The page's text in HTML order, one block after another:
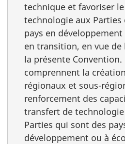
technique et favoriser
technologie aux Parties
pays en
en transition, en vue
la présente
comprennent la
régionaux et sous-
renforcement des
transfert de
Parties qui sont des
développement ou à